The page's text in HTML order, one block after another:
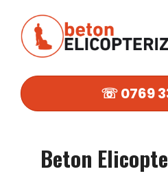
conținut
☏ 0769
Beton